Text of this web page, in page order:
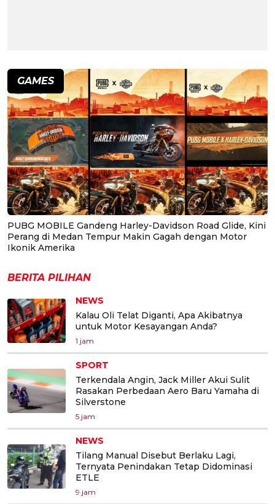
GAMES
PUBG MOBILE Gandeng Harley-Davidson Road Glide, Kini
Perang di Medan Tempur Makin Gagah dengan Motor
Ikonik Amerika
BERITA PILIHAN
NEWS
Kalau Oli Telat Diganti, Apa Akibatnya
untuk Motor Kesayangan Anda?
1 jam
SPORT
Terkendala Angin, Jack Miller Akui Sulit
Rasakan Perbedaan Aero Baru Yamaha di
Silverstone
5 jam
NEWS
Tilang Manual Disebut Berlaku Lagi,
Ternyata Penindakan Tetap Didominasi
ETLE
9 jam